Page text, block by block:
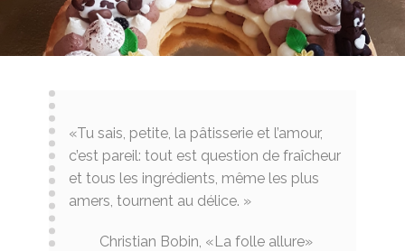
«Tu sais, petite, la pâtisserie et l’amour,
c’est pareil: tout est question de fraîcheur
et tous les ingrédients, même les plus
amers, tournent au délice. »
Christian Bobin, «La folle allure»